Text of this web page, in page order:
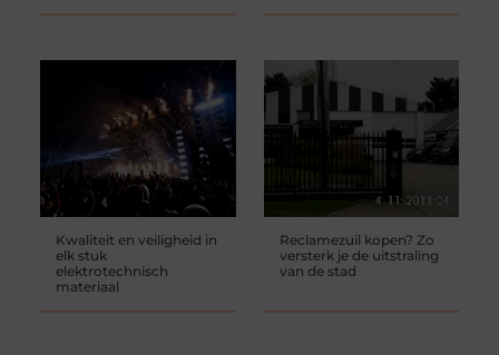
Kwaliteit en veiligheid in
elk stuk
elektrotechnisch
materiaal
Reclamezuil kopen? Zo
versterk je de uitstraling
van de stad